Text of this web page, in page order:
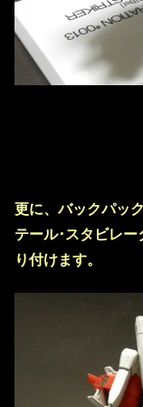
更に、バックパッ
テール･スタビレ
り付けます。